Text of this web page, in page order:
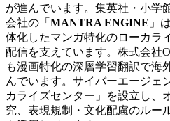
が進んでいます。集英社・小学
会社の「 MANTRA ENGINE 」
体化したマンガ特化のローカラ
配信を支えています。株式会社
も漫画特化の深層学習翻訳で海
んでいます。サイバーエージェ
カライズセンター」を設立し、
究、表現規制・文化配慮のルー